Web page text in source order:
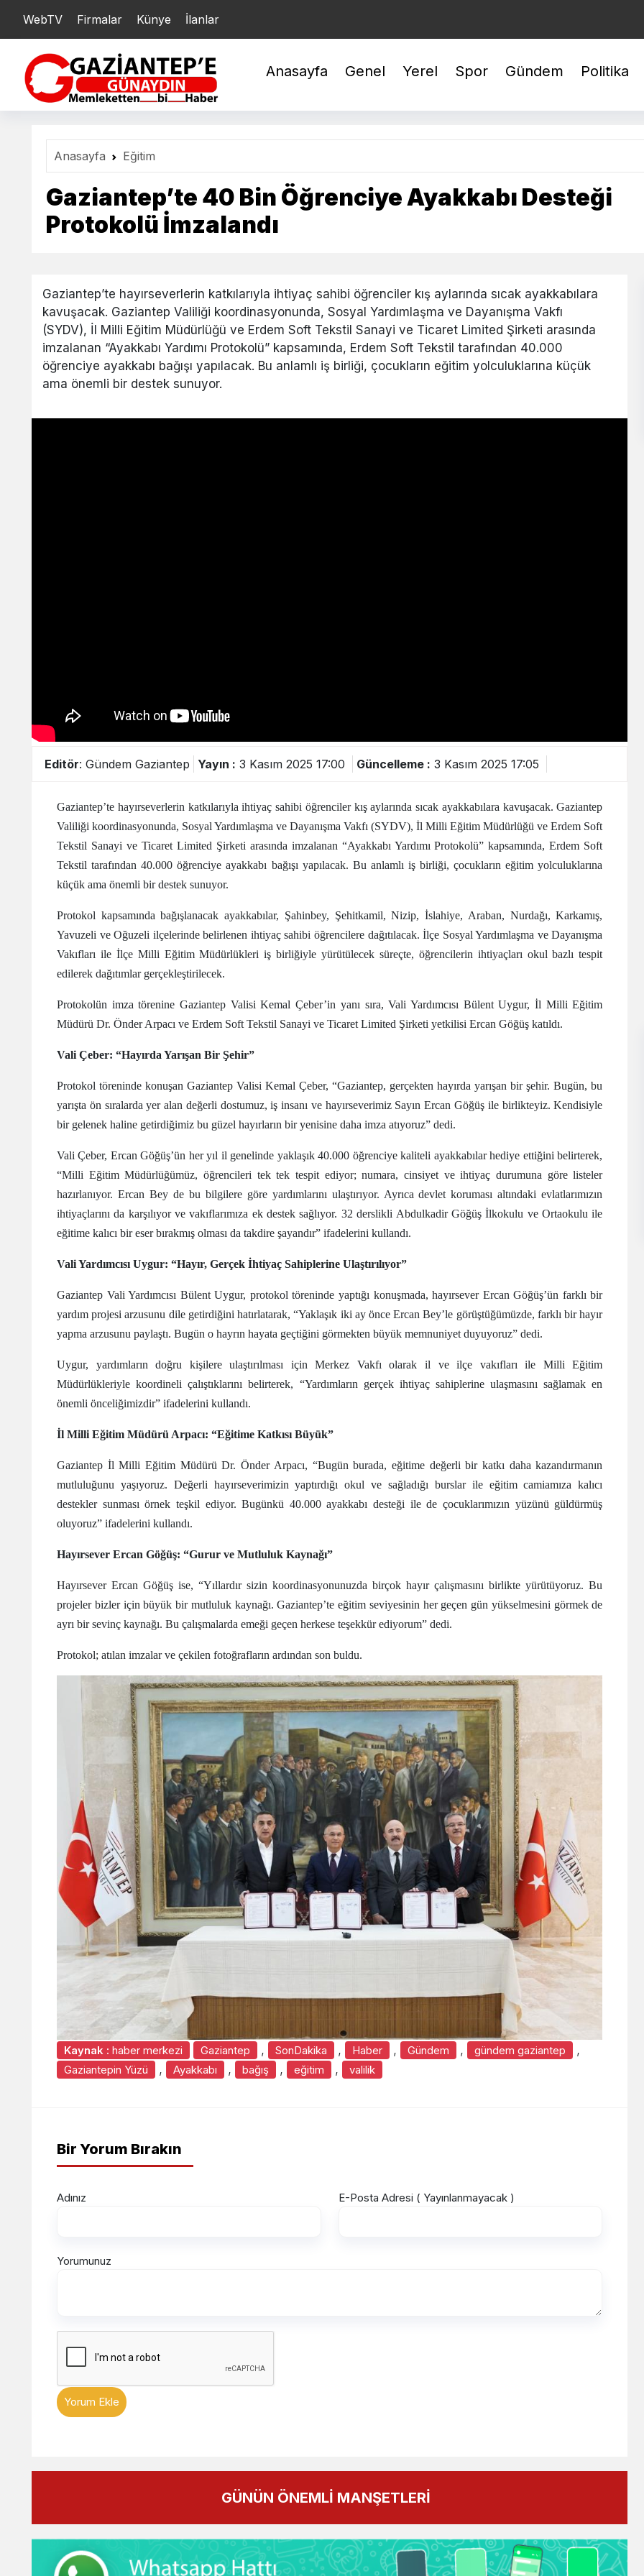
WebTV Firmalar Künye İlanlar
: 5.941,68 GÜMÜŞ : 93,81
Anasayfa Genel Yerel Spor Gündem Politika
Anasayfa Eğitim
Gaziantep’te 40 Bin Öğrenciye Ayakkabı Desteği
Protokolü İmzalandı
Gaziantep’te hayırseverlerin katkılarıyla ihtiyaç sahibi öğrenciler kış aylarında sıcak ayakkabılara
kavuşacak. Gaziantep Valiliği koordinasyonunda, Sosyal Yardımlaşma ve Dayanışma Vakfı
(SYDV), İl Milli Eğitim Müdürlüğü ve Erdem Soft Tekstil Sanayi ve Ticaret Limited Şirketi arasında
imzalanan “Ayakkabı Yardımı Protokolü” kapsamında, Erdem Soft Tekstil tarafından 40.000
öğrenciye ayakkabı bağışı yapılacak. Bu anlamlı iş birliği, çocukların eğitim yolculuklarına küçük
ama önemli bir destek sunuyor.
Editör: Gündem Gaziantep Yayın : 3 Kasım 2025 17:00 Güncelleme : 3 Kasım 2025 17:05
Gaziantep’te hayırseverlerin katkılarıyla ihtiyaç sahibi öğrenciler kış aylarında sıcak ayakkabılara kavuşacak. Gaziantep
Valiliği koordinasyonunda, Sosyal Yardımlaşma ve Dayanışma Vakfı (SYDV), İl Milli Eğitim Müdürlüğü ve Erdem Soft
Tekstil Sanayi ve Ticaret Limited Şirketi arasında imzalanan “Ayakkabı Yardımı Protokolü” kapsamında, Erdem Soft
Tekstil tarafından 40.000 öğrenciye ayakkabı bağışı yapılacak. Bu anlamlı iş birliği, çocukların eğitim yolculuklarına
küçük ama önemli bir destek sunuyor.
Protokol kapsamında bağışlanacak ayakkabılar, Şahinbey, Şehitkamil, Nizip, İslahiye, Araban, Nurdağı, Karkamış,
Yavuzeli ve Oğuzeli ilçelerinde belirlenen ihtiyaç sahibi öğrencilere dağıtılacak. İlçe Sosyal Yardımlaşma ve Dayanışma
Vakıfları ile İlçe Milli Eğitim Müdürlükleri iş birliğiyle yürütülecek süreçte, öğrencilerin ihtiyaçları okul bazlı tespit
edilerek dağıtımlar gerçekleştirilecek.
Protokolün imza törenine Gaziantep Valisi Kemal Çeber’in yanı sıra, Vali Yardımcısı Bülent Uygur, İl Milli Eğitim
Müdürü Dr. Önder Arpacı ve Erdem Soft Tekstil Sanayi ve Ticaret Limited Şirketi yetkilisi Ercan Göğüş katıldı.
Vali Çeber: “Hayırda Yarışan Bir Şehir”
Protokol töreninde konuşan Gaziantep Valisi Kemal Çeber, “Gaziantep, gerçekten hayırda yarışan bir şehir. Bugün, bu
yarışta ön sıralarda yer alan değerli dostumuz, iş insanı ve hayırseverimiz Sayın Ercan Göğüş ile birlikteyiz. Kendisiyle
bir gelenek haline getirdiğimiz bu güzel hayırların bir yenisine daha imza atıyoruz” dedi.
Vali Çeber, Ercan Göğüş’ün her yıl il genelinde yaklaşık 40.000 öğrenciye kaliteli ayakkabılar hediye ettiğini belirterek,
“Milli Eğitim Müdürlüğümüz, öğrencileri tek tek tespit ediyor; numara, cinsiyet ve ihtiyaç durumuna göre listeler
hazırlanıyor. Ercan Bey de bu bilgilere göre yardımlarını ulaştırıyor. Ayrıca devlet koruması altındaki evlatlarımızın
ihtiyaçlarını da karşılıyor ve vakıflarımıza ek destek sağlıyor. 32 derslikli Abdulkadir Göğüş İlkokulu ve Ortaokulu ile
eğitime kalıcı bir eser bırakmış olması da takdire şayandır” ifadelerini kullandı.
Vali Yardımcısı Uygur: “Hayır, Gerçek İhtiyaç Sahiplerine Ulaştırılıyor”
Gaziantep Vali Yardımcısı Bülent Uygur, protokol töreninde yaptığı konuşmada, hayırsever Ercan Göğüş’ün farklı bir
yardım projesi arzusunu dile getirdiğini hatırlatarak, “Yaklaşık iki ay önce Ercan Bey’le görüştüğümüzde, farklı bir hayır
yapma arzusunu paylaştı. Bugün o hayrın hayata geçtiğini görmekten büyük memnuniyet duyuyoruz” dedi.
Uygur, yardımların doğru kişilere ulaştırılması için Merkez Vakfı olarak il ve ilçe vakıfları ile Milli Eğitim
Müdürlükleriyle koordineli çalıştıklarını belirterek, “Yardımların gerçek ihtiyaç sahiplerine ulaşmasını sağlamak en
önemli önceliğimizdir” ifadelerini kullandı.
İl Milli Eğitim Müdürü Arpacı: “Eğitime Katkısı Büyük”
Gaziantep İl Milli Eğitim Müdürü Dr. Önder Arpacı, “Bugün burada, eğitime değerli bir katkı daha kazandırmanın
mutluluğunu yaşıyoruz. Değerli hayırseverimizin yaptırdığı okul ve sağladığı burslar ile eğitim camiamıza kalıcı
destekler sunması örnek teşkil ediyor. Bugünkü 40.000 ayakkabı desteği ile de çocuklarımızın yüzünü güldürmüş
oluyoruz” ifadelerini kullandı.
Hayırsever Ercan Göğüş: “Gurur ve Mutluluk Kaynağı”
Hayırsever Ercan Göğüş ise, “Yıllardır sizin koordinasyonunuzda birçok hayır çalışmasını birlikte yürütüyoruz. Bu
projeler bizler için büyük bir mutluluk kaynağı. Gaziantep’te eğitim seviyesinin her geçen gün yükselmesini görmek de
ayrı bir sevinç kaynağı. Bu çalışmalarda emeği geçen herkese teşekkür ediyorum” dedi.
Protokol; atılan imzalar ve çekilen fotoğrafların ardından son buldu.
Kaynak : haber merkezi Gaziantep , SonDakika , Haber , Gündem , gündem gaziantep ,
Gaziantepin Yüzü , Ayakkabı , bağış , eğitim , valilik
Bir Yorum Bırakın
Adınız E-Posta Adresi ( Yayınlanmayacak )
Yorumunuz
Yorum Ekle
GÜNÜN ÖNEMLİ MANŞETLERİ